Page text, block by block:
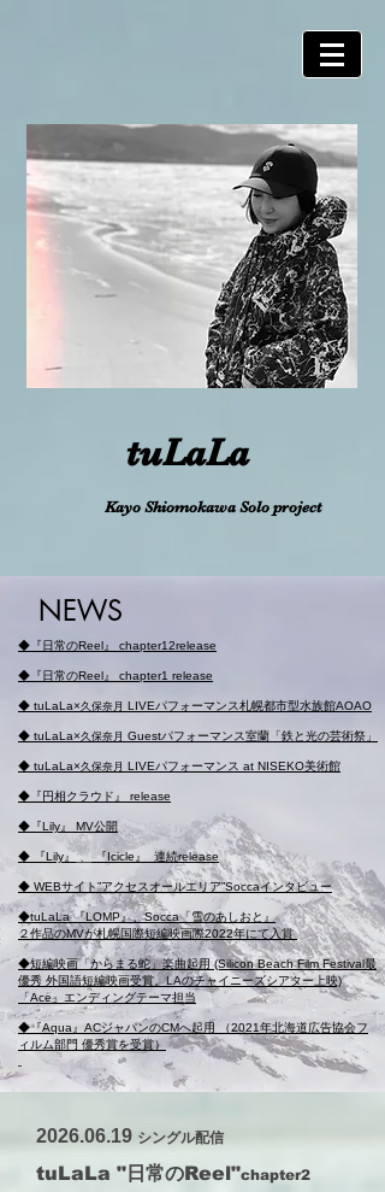
tuLaLa
Kayo Shiomokawa Solo project
NEWS
​◆ 『日常のReel』 chapter12release
◆ 『日常のReel』 chapter1 release
◆ tuLaLa×久保奈月 LIVEパフォーマンス札幌都市型水族館AOAO
◆ tuLaLa×久保奈月 Guestパフォーマンス室蘭「鉄と光の芸術祭」
◆ tuLaLa×久保奈月 LIVEパフォーマンス at NISEKO美術館
◆ 『円相クラウド』 release
◆ 『Lily』 MV公開
◆ 『Lily』、 『Icicle』 連続release
◆ WEBサイト”アクセスオールエリア”Soccaインタビュー
◆tuLaLa 『LOMP』、Socca「雪のあしおと 』
２作品のMVが札幌国際短編映画際2022年にて入賞
◆短編映画「からまる蛇」楽曲起用 (Silicon Beach Film Festival最
優秀 外国語短編映画受賞。LAのチャイニーズシアター上映)
「Ace」エンディングテーマ担当
◆『Aqua』ACジャパンのCMへ起用 （2021年北海道広告協会フ
ィルム部門 優秀賞を受賞）
2026.06.19 シングル配信
tuLaLa "日常のReel"chapter2